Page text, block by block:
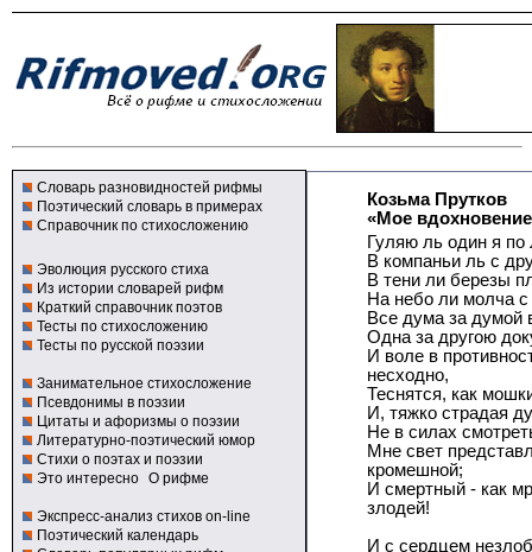
Словарь разновидностей рифмы
Поэтический словарь в примерах
Справочник по стихосложению
Эволюция русского стиха
Из истории словарей рифм
Краткий справочник поэтов
Тесты по стихосложению
Тесты по русской поэзии
Занимательное стихосложение
Псевдонимы в поэзии
Цитаты и афоризмы о поэзии
Литературно-поэтический юмор
Стихи о поэтах и поэзии
Это интересно О рифме
Экспресс-анализ стихов on-line
Поэтический календарь
Козьма Прутков
«Мое
Гуляю ль один я по
В компаньи ль с
В тени ли березы
На небо ли молча
Все дума за думой
Одна за другою
И воле в
несходно,
Теснятся, как
И, тяжко страдая
Не в силах
Мне свет
кромешной;
И смертный - как
злодей!
И с сердцем